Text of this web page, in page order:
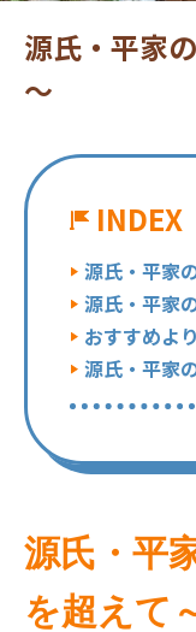
源氏・平家
～
INDEX
源氏・平家
源氏・平家
おすすめよ
源氏・平家
源氏・平
を超えて